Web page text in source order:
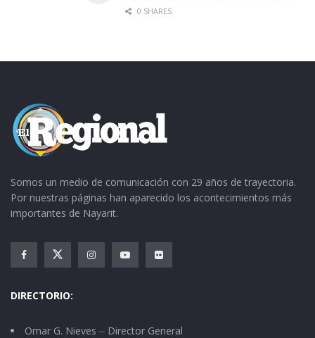
0 SHARES
Somos un medio de comunicación con 29 años de trayectoria.
Por nuestras páginas han aparecido los acontecimientos más
importantes de Nayarit.
DIRECTORIO:
Omar G. Nieves ⏤ Director General